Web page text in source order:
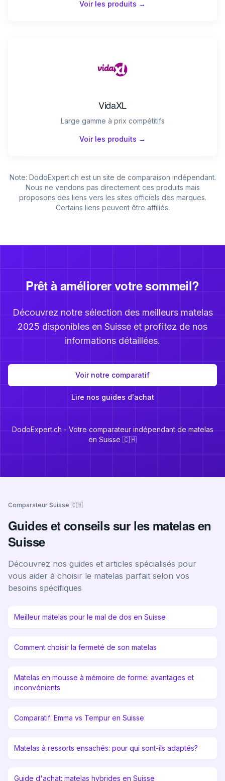
Voir les produits →
VidaXL
Large gamme à prix compétitifs
Voir les produits →
Note: DodoExpert.ch est un site de comparaison indépendant.
Nous ne vendons pas directement ces produits mais
proposons des liens vers les sites officiels des marques.
Certains liens peuvent être affiliés.
Prêt à améliorer votre sommeil?
Découvrez notre sélection des meilleurs matelas
2025 disponibles en Suisse et profitez de nos
informations détaillées.
Voir notre comparatif
Lire nos guides d'achat
DodoExpert.ch - Votre comparateur indépendant de matelas
en Suisse 🇨🇭
Comparateur Suisse 🇨🇭
Guides et conseils sur les matelas en
Suisse
Découvrez nos guides et articles spécialisés pour
vous aider à choisir le matelas parfait selon vos
besoins spécifiques
Meilleur matelas pour le mal de dos en Suisse
Comment choisir la fermeté de son matelas
Matelas en mousse à mémoire de forme: avantages et
inconvénients
Comparatif: Emma vs Tempur en Suisse
Matelas à ressorts ensachés: pour qui sont-ils adaptés?
Guide d'achat: matelas hybrides en Suisse